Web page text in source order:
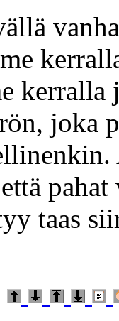
joka
taas